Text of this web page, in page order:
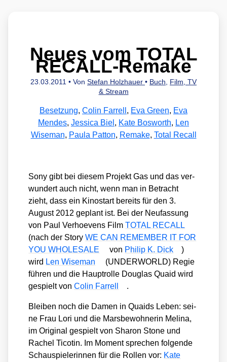
Neues vom TOTAL
RECALL-Remake
23.03.2011 • Von Stefan Holzhauer • Buch, Film, TV
& Stream
Besetzung, Colin Farrell , Eva Green, Eva
Mendes, Jessica Biel , Kate Bosworth, Len
Wiseman, Paula Patton, Remake, Total Recall
Sony gibt bei die­sem Pro­jekt Gas und das ver­
wun­dert auch nicht, wenn man in Betracht
zieht, dass ein Kino­start bereits für den 3.
August 2012 geplant ist. Bei der Neu­fas­sung
von Paul Ver­hoe­vens FilmTOTAL RECALL
(nach der Sto­ryWE CAN REMEMBER IT FOR
YOU WHOLESALE
von Phil­ip K. Dick
)
wird Len Wise­man
(UNDERWORLD) Regie
füh­ren und die Haupt­rol­le Dou­glas Quaid wird
gespielt vonColin Far­rell .
Blei­ben noch die Damen in Quaids Leben: sei­
ne Frau Lori und die Mars­be­woh­ne­rin Melina,
im Ori­gi­nal gespielt von Sharon Stone und
Rachel Tico­tin. Im Moment spre­chen fol­gen­de
Schau­spie­le­rin­nen für die Rol­len vor: Kate